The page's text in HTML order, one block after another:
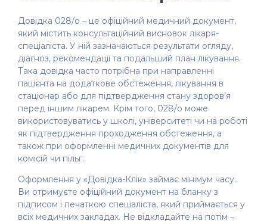
Довідка 028/о – це офіційний медичний документ,
який містить консультаційний висновок лікаря-
спеціаліста. У ній зазначаються результати огляду,
діагноз, рекомендації та подальший план лікування.
Така довідка часто потрібна при направленні
пацієнта на додаткове обстеження, лікування в
стаціонар або для підтвердження стану здоров’я
перед іншим лікарем. Крім того, 028/о може
використовуватись у школі, університеті чи на роботі
як підтвердження проходження обстеження, а
також при оформленні медичних документів для
комісій чи пільг.
Оформлення у «Довідка-Клік» займає мінімум часу.
Ви отримуєте офіційний документ на бланку з
підписом і печаткою спеціаліста, який приймається у
всіх медичних закладах. Не відкладайте на потім –